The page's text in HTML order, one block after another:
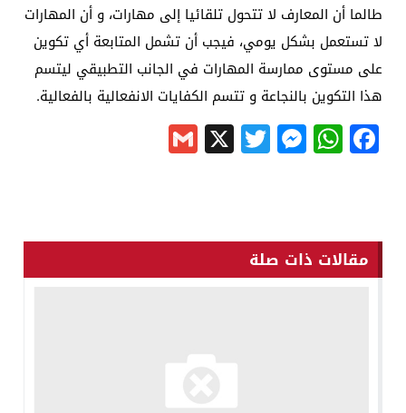
طالما أن المعارف لا تتحول تلقائيا إلى مهارات، و أن المهارات
لا تستعمل بشكل يومي، فيجب أن تشمل المتابعة أي تكوين
على مستوى ممارسة المهارات في الجانب التطبيقي ليتسم
هذا التكوين بالنجاعة و تتسم الكفايات الانفعالية بالفعالية.
Facebook
WhatsApp
Messenger
Twitter
X
مقالات ذات صلة